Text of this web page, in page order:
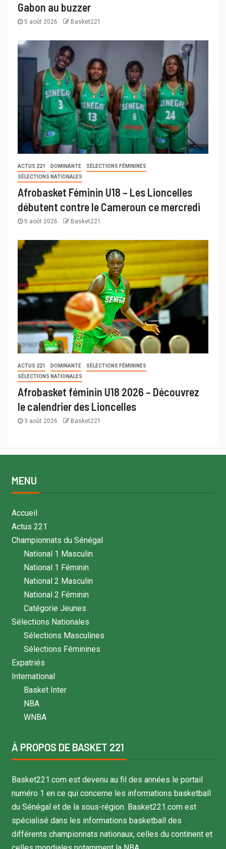
Gabon au buzzer
5 août 2026 Basket221
ACTUS 221 DOMINANTE
SÉLECTIONS FÉMININES
SÉLECTIONS NATIONALES
Afrobasket Féminin U18 – Les Lioncelles
débutent contre le Cameroun ce mercredi
5 août 2026 Basket221
ACTUS 221 DOMINANTE
SÉLECTIONS FÉMININES
SÉLECTIONS NATIONALES
Afrobasket féminin U18 2026 – Découvrez
le calendrier des Lioncelles
3 août 2026 Basket221
MENU
Accueil
Actus 221
Championnats du Sénégal
National 1 Masculin
National 1 Féminin
National 2 Masculin
National 2 Féminin
Catégorie Jeunes
Sélections Nationales
Sélections Masculines
Sélections Féminines
Expatriés
International
Basket Inter
NBA
WNBA
À PROPOS DE BASKET 221
Basket221.com est devenu au fil des années le portail
numéro 1 en ce qui concerne les informations basketball
du Sénégal et de la sous-région. Basket221.com est
spécialisé dans les informations basketball des
différents championnats nationaux, celles du continent et